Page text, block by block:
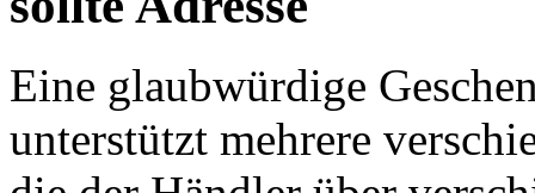
Eine glaubwürdige
unterstützt mehrere